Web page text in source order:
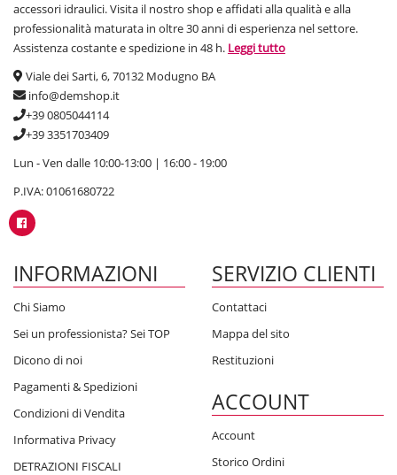
accessori idraulici. Visita il nostro shop e affidati alla qualità e alla
professionalità maturata in oltre 30 anni di esperienza nel settore.
Assistenza costante e spedizione in 48 h. Leggi tutto
Viale dei Sarti, 6, 70132 Modugno BA
info@demshop.it
+39 0805044114
+39 3351703409
Lun - Ven dalle 10:00-13:00 | 16:00 - 19:00
P.IVA: 01061680722
INFORMAZIONI
Chi Siamo
Sei un professionista? Sei TOP
Dicono di noi
Pagamenti & Spedizioni
Condizioni di Vendita
Informativa Privacy
DETRAZIONI FISCALI
SERVIZIO CLIENTI
Contattaci
Mappa del sito
Restituzioni
ACCOUNT
Account
Storico Ordini